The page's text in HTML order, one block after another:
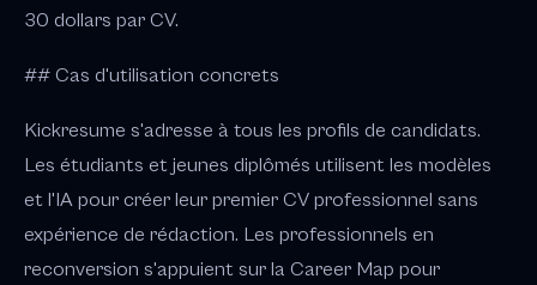
30 dollars par CV.
## Cas d'utilisation concrets
Kickresume s'adresse à tous les profils de candidats.
Les étudiants et jeunes diplômés utilisent les modèles
et l'IA pour créer leur premier CV professionnel sans
expérience de rédaction. Les professionnels en
reconversion s'appuient sur la Career Map pour